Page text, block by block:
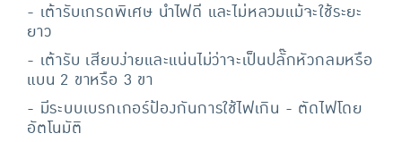
- เต้ารับเกรดพิเศษ นำไฟดี และไม่หลวมแม้จะใช้ระยะ
ยาว
- เต้ารับ เสียบง่ายและแน่นไม่ว่าจะเป็นปลั๊กหัวกลมหรือ
แบน 2 ขาหรือ 3 ขา
- มีระบบเบรกเกอร์ป้องกันการใช้ไฟเกิน - ตัดไฟโดย
อัตโนมัติ